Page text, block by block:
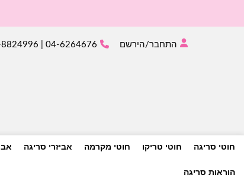
התחבר/הירשם 04-6264676 | 050-8824996
חוטי סריגה חוטי טריקו חוטי מקרמה אביזרי סריגה
הוראות סריגה